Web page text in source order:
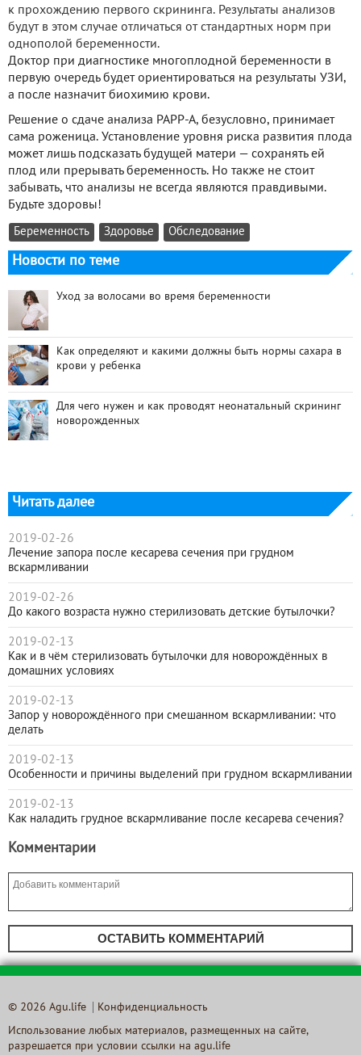
к прохождению первого скрининга. Результаты анализов
будут в этом случае отличаться от стандартных норм при
однополой беременности.
Доктор при диагностике многоплодной беременности в
первую очередь будет ориентироваться на результаты УЗИ,
а после назначит биохимию крови.
Решение о сдаче анализа РАРР-А, безусловно, принимает
сама роженица. Установление уровня риска развития плода
может лишь подсказать будущей матери — сохранять ей
плод или прерывать беременность. Но также не стоит
забывать, что анализы не всегда являются правдивыми.
Будьте здоровы!
Беременность Здоровье Обследование
Новости по теме
Уход за волосами во время беременности
Как определяют и какими должны быть нормы сахара в
крови у ребенка
Для чего нужен и как проводят неонатальный скрининг
новорожденных
Читать далее
2019-02-26
Лечение запора после кесарева сечения при грудном
вскармливании
2019-02-26
До какого возраста нужно стерилизовать детские бутылочки?
2019-02-13
Как и в чём стерилизовать бутылочки для новорождённых в
домашних условиях
2019-02-13
Запор у новорождённого при смешанном вскармливании: что
делать
2019-02-13
Особенности и причины выделений при грудном вскармливании
2019-02-13
Как наладить грудное вскармливание после кесарева сечения?
Комментарии
ОСТАВИТЬ КОММЕНТАРИЙ
© 2026 Agu.life Конфиденциальность
Использование любых материалов, размещенных на сайте,
разрешается при условии ссылки на agu.life